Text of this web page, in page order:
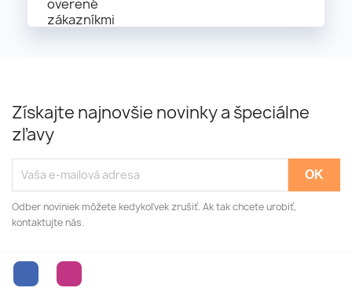
Získajte najnovšie novinky a špeciálne
zľavy
Odber noviniek môžete kedykoľvek zrušiť. Ak tak chcete urobiť,
kontaktujte nás.
FacebookInstagram